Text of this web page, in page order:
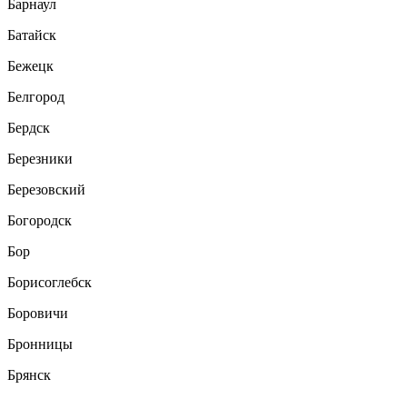
Барнаул
Батайск
Бежецк
Белгород
Бердск
Березники
Березовский
Богородск
Бор
Борисоглебск
Боровичи
Бронницы
Брянск